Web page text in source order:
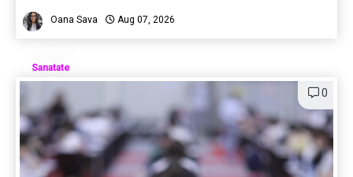
Oana Sava Aug 07, 2026
Sanatate
0